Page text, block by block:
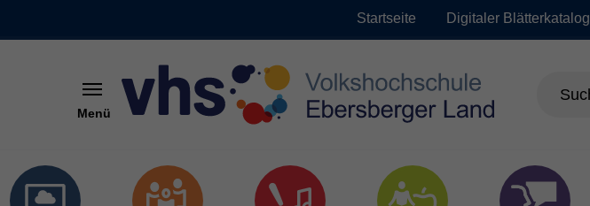
Startseite Digitaler Blätterkatalog
Menü